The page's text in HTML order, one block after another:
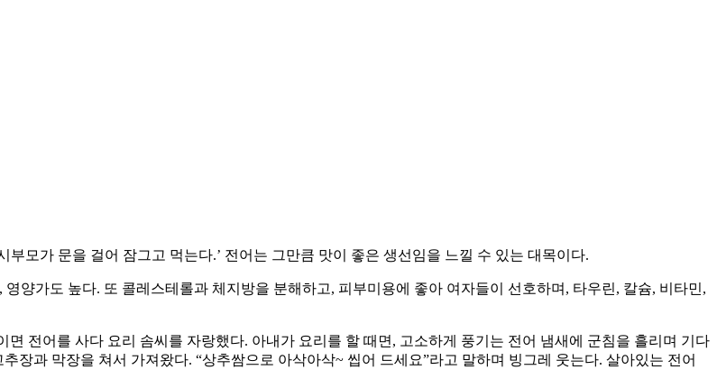
모가 문을 걸어 잠그고 먹는다.’ 전어는 그만큼 맛이 좋은 생선임을 느낄 수 있는 대목이다.
양가도 높다. 또 콜레스테롤과 체지방을 분해하고, 피부미용에 좋아 여자들이 선호하며, 타우린, 칼슘, 비타민,
면 전어를 사다 요리 솜씨를 자랑했다. 아내가 요리를 할 때면, 고소하게 풍기는 전어 냄새에 군침을 흘리며 기다
장과 막장을 쳐서 가져왔다. “상추쌈으로 아삭아삭~ 씹어 드세요”라고 말하며 빙그레 웃는다. 살아있는 전어